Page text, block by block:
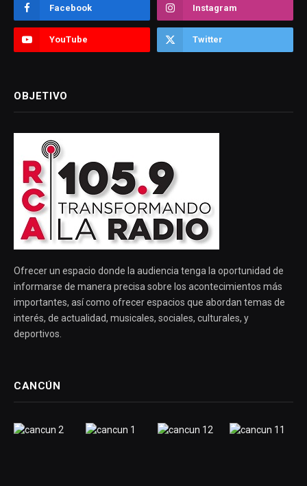
Facebook Instagram
YouTube Twitter
OBJETIVO
Ofrecer un espacio donde la audiencia tenga la oportunidad de
informarse de manera precisa sobre los acontecimientos más
importantes, así como ofrecer espacios que abordan temas de
interés, de actualidad, musicales, sociales, culturales, y
deportivos.
CANCÚN